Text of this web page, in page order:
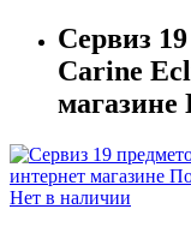
Сервиз
Carine
магазине
Нет в наличии